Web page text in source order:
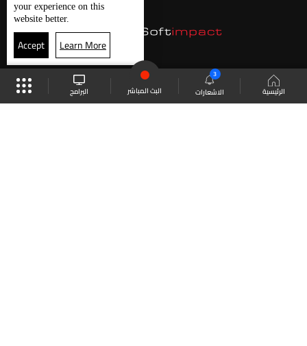
الرئيسية الاشعارات
3
البث المباشر البرامج
your experience on this
website better.
Accept Learn More
موقع البرامج الجدول البث المباشر